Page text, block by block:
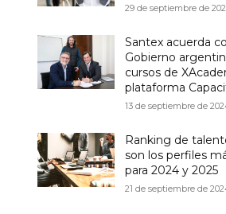
29 de septiembre de
Santex acuerda
Gobierno
cursos de
plataforma
13 de septiembre de
Ranking de
son los perfiles
para 2024 y 2025
21 de septiembre de